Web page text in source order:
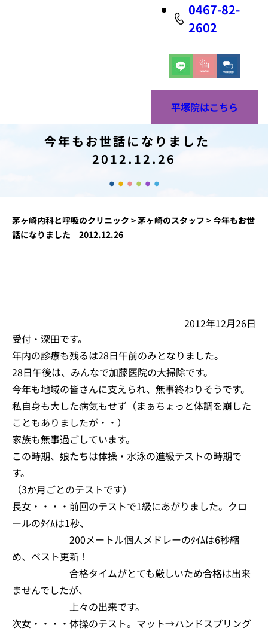
0467-82-
2602
平塚院はこちら
今年もお世話になりました
2012.12.26
茅ヶ崎内科と呼吸のクリニック >茅ヶ崎のスタッフ >今年もお世
話になりました 2012.12.26
2012年12月26日
受付・深田です。
年内の診療も残るは28日午前のみとなりました。
28日午後は、みんなで加藤医院の大掃除です。
今年も地域の皆さんに支えられ、無事終わりそうです。
私自身も大した病気もせず（まぁちょっと体調を崩した
こともありましたが・・）
家族も無事過ごしています。
この時期、娘たちは体操・水泳の進級テストの時期で
す。
（3か月ごとのテストです）
長女・・・・前回のテストで1級にあがりました。クロ
ールのﾀｲﾑは1秒、
200メートル個人メドレーのﾀｲﾑは6秒縮
め、ベスト更新！
合格タイムがとても厳しいため合格は出来
ませんでしたが、
上々の出来です。
次女・・・・体操のテスト。マット→ハンドスプリング